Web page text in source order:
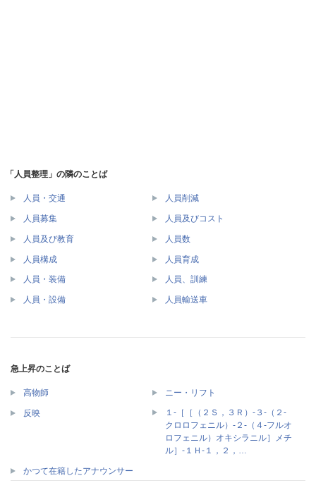
「人員整理」の隣のことば
人員・交通 人員削減
人員募集 人員及びコスト
人員及び教育 人員数
人員構成 人員育成
人員・装備 人員、訓練
人員・設備 人員輸送車
急上昇のことば
高物師 ニー・リフト
反映
１‐［［（２Ｓ，３Ｒ）‐３‐（２‐
クロロフェニル）‐２‐（４‐フルオ
ロフェニル）オキシラニル］メチ
ル］‐１Ｈ‐１，２，…
かつて在籍したアナウンサー